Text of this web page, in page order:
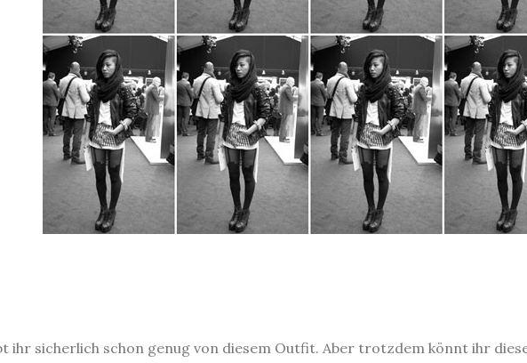
ihr sicherlich schon genug von diesem Outfit. Aber trotzdem könnt ihr